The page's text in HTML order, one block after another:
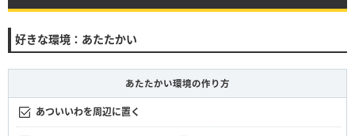
好きな環境：あたたかい
あたたかい環境の作り方
あついいわを周辺に置く